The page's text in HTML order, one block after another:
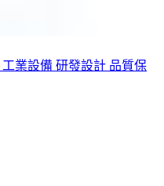
工業設備 研發設計 品質保